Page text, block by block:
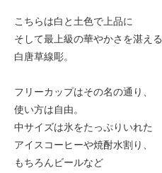
こちらは白と土色で上品に
そして最上級の華やかさを湛える
白唐草線彫。
フリーカップはその名の通り、
使い方は自由。
中サイズは氷をたっぷりいれた
アイスコーヒーや焼酎水割り、
もちろんビールなど